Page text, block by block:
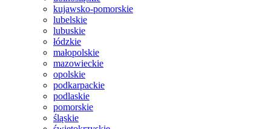
kujawsko-pomorskie
lubelskie
lubuskie
łódzkie
małopolskie
mazowieckie
opolskie
podkarpackie
podlaskie
pomorskie
śląskie